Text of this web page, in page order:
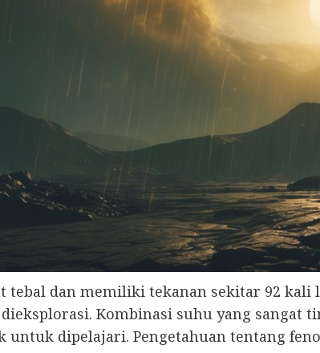
tebal dan memiliki tekanan sekitar 92
Kombinasi suhu yang sangat
untuk dipelajari. Pengetahuan tentang